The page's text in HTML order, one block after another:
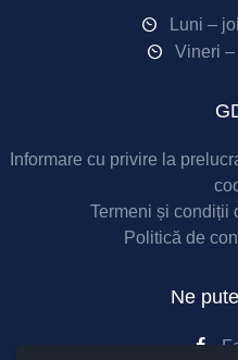
Luni –
Vineri –
Informare cu privire la
Termeni și condiții
Politică de
Ne